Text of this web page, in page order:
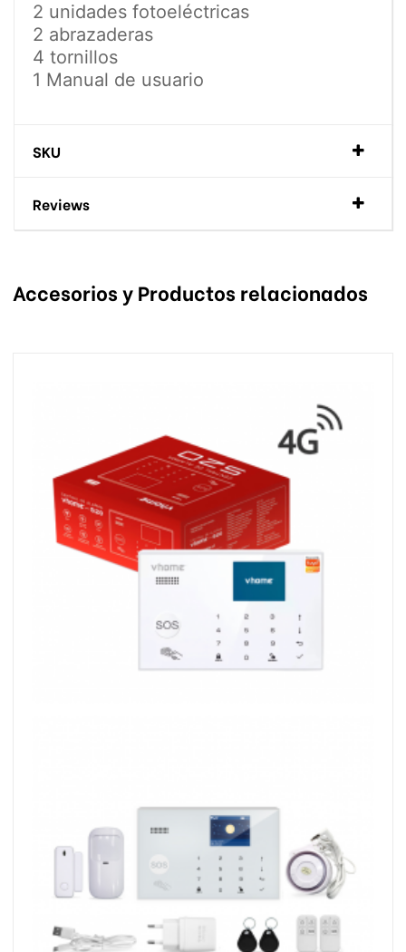
2 unidades fotoeléctricas
2 abrazaderas
4 tornillos
1 Manual de usuario
SKU
Reviews
Accesorios y Productos relacionados